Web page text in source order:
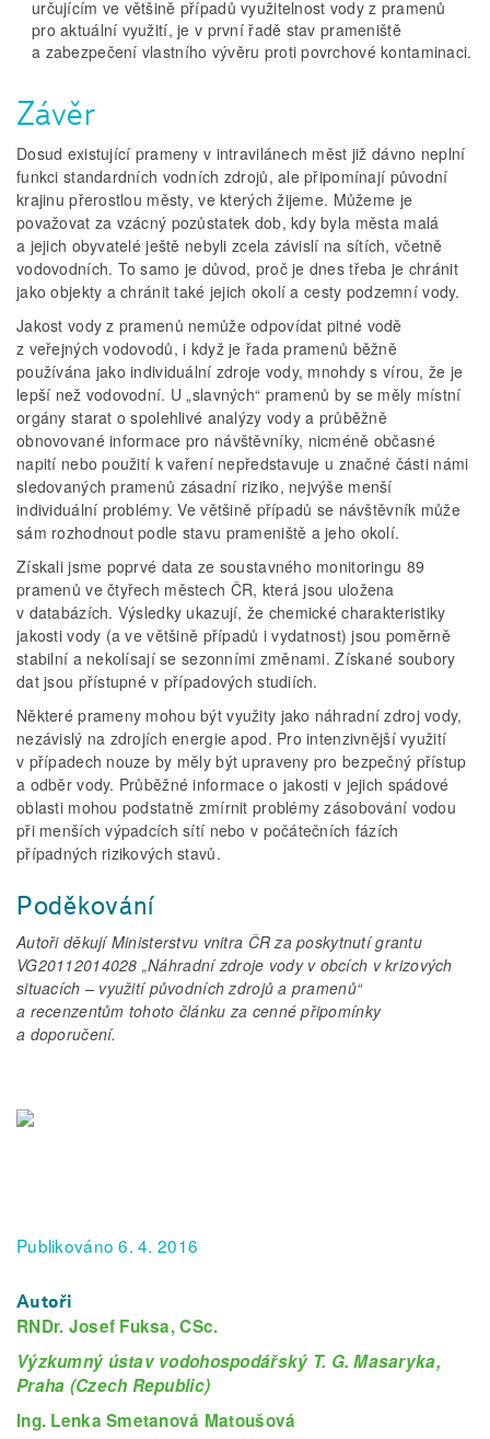
určujícím ve většině případů využitelnost vody z pramenů
pro aktuální využití, je v první řadě stav prameniště
a zabezpečení vlastního vývěru proti povrchové kontaminaci.
Závěr
Dosud existující prameny v intravilánech měst již dávno neplní
funkci standardních vodních zdrojů, ale připomínají původní
krajinu přerostlou městy, ve kterých žijeme. Můžeme je
považovat za vzácný pozůstatek dob, kdy byla města malá
a jejich obyvatelé ještě nebyli zcela závislí na sítích, včetně
vodovodních. To samo je důvod, proč je dnes třeba je chránit
jako objekty a chránit také jejich okolí a cesty podzemní vody.
Jakost vody z pramenů nemůže odpovídat pitné vodě
z veřejných vodovodů, i když je řada pramenů běžně
používána jako individuální zdroje vody, mnohdy s vírou, že je
lepší než vodovodní. U „slavných“ pramenů by se měly místní
orgány starat o spolehlivé analýzy vody a průběžně
obnovované informace pro návštěvníky, nicméně občasné
napití nebo použití k vaření nepředstavuje u značné části námi
sledovaných pramenů zásadní riziko, nejvýše menší
individuální problémy. Ve většině případů se návštěvník může
sám rozhodnout podle stavu prameniště a jeho okolí.
Získali jsme poprvé data ze soustavného monitoringu 89
pramenů ve čtyřech městech ČR, která jsou uložena
v databázích. Výsledky ukazují, že chemické charakteristiky
jakosti vody (a ve většině případů i vydatnost) jsou poměrně
stabilní a nekolísají se sezonními změnami. Získané soubory
dat jsou přístupné v případových studiích.
Některé prameny mohou být využity jako náhradní zdroj vody,
nezávislý na zdrojích energie apod. Pro intenzivnější využití
v případech nouze by měly být upraveny pro bezpečný přístup
a odběr vody. Průběžné informace o jakosti v jejich spádové
oblasti mohou podstatně zmírnit problémy zásobování vodou
při menších výpadcích sítí nebo v počátečních fázích
případných rizikových stavů.
Poděkování
Autoři děkují Ministerstvu vnitra ČR za poskytnutí grantu
VG20112014028 „Náhradní zdroje vody v obcích v krizových
situacích – využití původních zdrojů a pramenů“
a recenzentům tohoto článku za cenné připomínky
a doporučení.
Publikováno 6. 4. 2016
Autoři
RNDr. Josef Fuksa, CSc.
Výzkumný ústav vodohospodářský T. G. Masaryka,
Praha (Czech Republic)
Ing. Lenka Smetanová Matoušová